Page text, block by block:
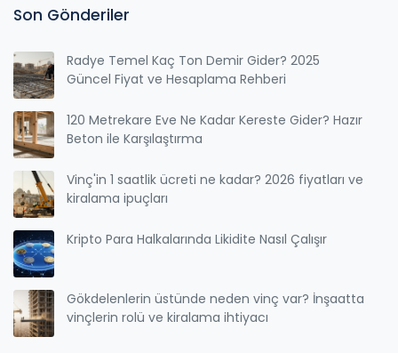
Son Gönderiler
Radye Temel Kaç Ton Demir Gider? 2025
Güncel Fiyat ve Hesaplama Rehberi
120 Metrekare Eve Ne Kadar Kereste Gider? Hazır
Beton ile Karşılaştırma
Vinç'in 1 saatlik ücreti ne kadar? 2026 fiyatları ve
kiralama ipuçları
Kripto Para Halkalarında Likidite Nasıl Çalışır
Gökdelenlerin üstünde neden vinç var? İnşaatta
vinçlerin rolü ve kiralama ihtiyacı